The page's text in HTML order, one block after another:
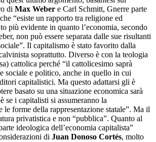
di Max Weber e Carl Schmitt, Gnerre parte
“esiste un rapporto tra religione ed
più evidente in quanto l’economia, secondo
non può essere separata dalle sue risultanti
Il capitalismo è stato favorito dalla
soprattutto. Diverso è con la teologia
cattolica perché “il cattolicesimo saprà
sociale e politico, anche in quello in cui
capitalistici. Ma questo adattarsi gli è
basato su una situazione economica sarà
se i capitalisti si assumeranno la
le forme della rappresentazione statale”. Ma il
privatistica e non “pubblica”. Quanto al
ideologica dell’economia capitalista”
di Juan Donoso Cortés, molto